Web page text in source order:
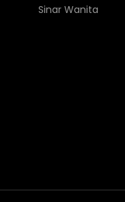
Sinar Wanita